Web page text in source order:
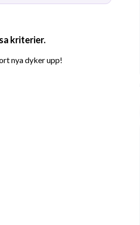
kriterier.
nya dyker upp!